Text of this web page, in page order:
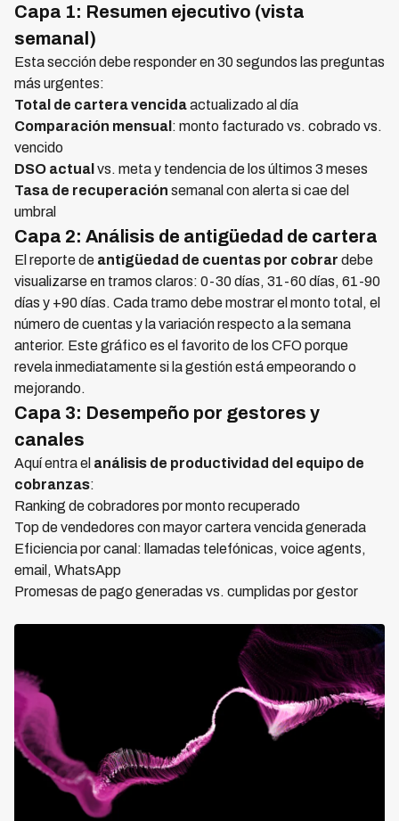
Capa 1: Resumen ejecutivo (vista
semanal)
Esta sección debe responder en 30 segundos las preguntas
más urgentes:
Total de cartera vencidaactualizado al día
Comparación mensual : monto facturado vs. cobrado vs.
vencido
DSO actual vs. meta y tendencia de los últimos 3 meses
Tasa de recuperación semanal con alerta si cae del
umbral
Capa 2: Análisis de antigüedad de cartera
El reporte de antigüedad de cuentas por cobrar debe
visualizarse en tramos claros: 0-30 días, 31-60 días, 61-90
días y +90 días. Cada tramo debe mostrar el monto total, el
número de cuentas y la variación respecto a la semana
anterior. Este gráfico es el favorito de los CFO porque
revela inmediatamente si la gestión está empeorando o
mejorando.
Capa 3: Desempeño por gestores y
canales
Aquí entra el análisis de productividad del equipo de
cobranzas:
Ranking de cobradores por monto recuperado
Top de vendedores con mayor cartera vencida generada
Eficiencia por canal: llamadas telefónicas, voice agents,
email, WhatsApp
Promesas de pago generadas vs. cumplidas por gestor